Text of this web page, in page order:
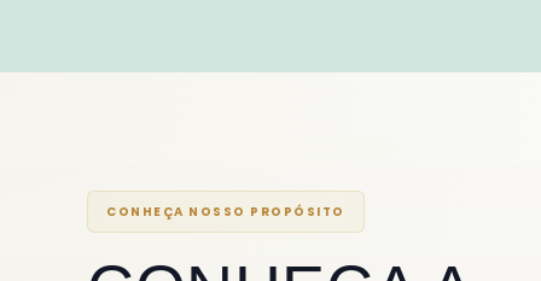
CONHEÇA NOSSO PROPÓSITO